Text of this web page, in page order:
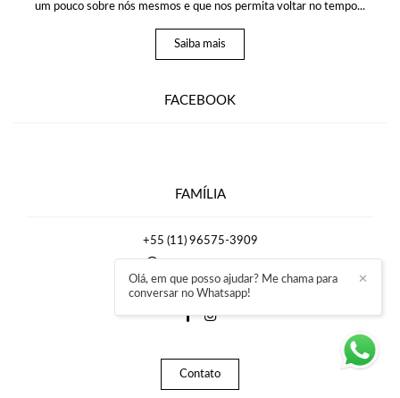
um pouco sobre nós mesmos e que nos permita voltar no tempo...
Saiba mais
FACEBOOK
FAMÍLIA
+55 (11) 96575-3909
rafaelmirrafotografia@gmail.com
Contato
✕
Olá, em que posso ajudar? Me chama para
conversar no Whatsapp!